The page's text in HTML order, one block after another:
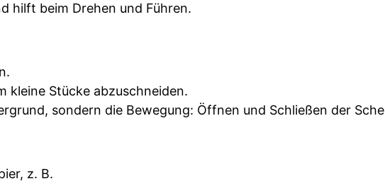
hilft beim Drehen und Führen.
kleine Stücke abzuschneiden.
sondern die Bewegung: Öffnen und Schließen der
z. B.